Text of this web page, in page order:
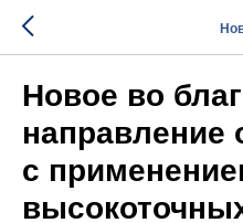
Новое во
направление
с